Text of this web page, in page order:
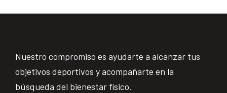
Nuestro compromiso es ayudarte a alcanzar tus
objetivos deportivos y acompañarte en la
búsqueda del bienestar físico.